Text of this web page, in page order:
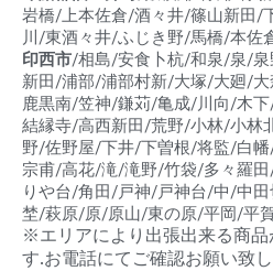
岩橋/上本佐倉/酒々井/篠山新田/
川/東酒々井/ふじき野/馬橋/本佐
印西市/相島/安食卜杭/和泉/泉/
新田/浦部/浦部村新/大塚/大廻/
鹿黒南/笠神/鎌苅/亀成/川向/木
結縁寺/高西新田/荒野/小林/小林
野/佐野屋/下井/下曽根/将監/白
宗甫/高花/滝/滝野/竹袋/多々羅
りや台/角田/戸神/戸神台/中/中
埜/萩原/原/原山/東の原/平岡/平
※エリアにより出張出来る商品
す.お電話にてご確認お願い致